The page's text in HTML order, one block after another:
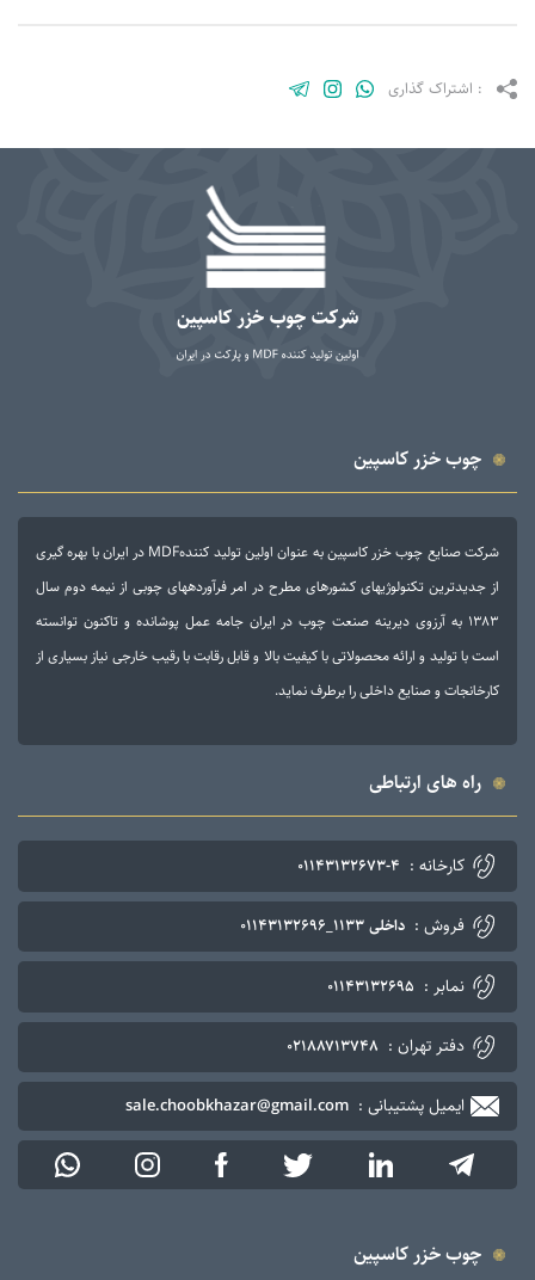
گذاری
خزر کاسپین
شرکت صنایع چوب خزر کاسپین به عنوان اولین تولید کنندهMDF در ایران با بهره گیری
تکنولوژی­های کشورهای مطرح در امر فرآورده­های چوبی از نیمه دوم سال
به آرزوی دیرینه صنعت چوب در ایران جامه عمل پوشانده و تاکنون توانسته
و ارائه محصولاتی با کیفیت بالا و قابل رقابت با رقیب خارجی نیاز بسیاری از
و صنایع داخلی را برطرف نماید.
های ارتباطی
کارخانه : ۰۱۱۴۳۱۳۲۶۷۳-۴
فروش : داخلی ۱۱۳۳_۰۱۱۴۳۱۳۲۶۹۶
نمابر : ۰۱۱۴۳۱۳۲۶۹۵
دفتر تهران : ۰۲۱۸۸۷۱۳۷۴۸
ایمیل پشتیبانی : sale.choobkhazar@gmail.com
خزر کاسپین